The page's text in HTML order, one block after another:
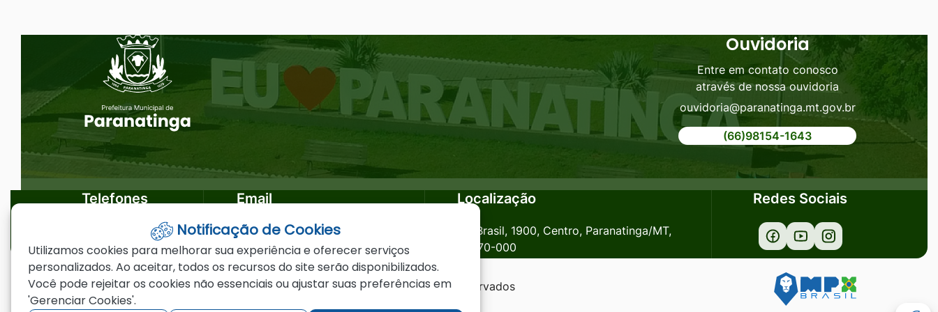
para
rodapé
[alt+4]
Seção do Rodapé e Ouvidoria/
Ouvidoria
Entre em contato conosco
através de nossa ouvidoria
ouvidoria@paranatinga.mt.gov.br
(66)98154-1643
Telefones
(66)3573-4200
Email
ouvidoria@paranatinga.mt.gov.br
Localização
Av. Brasil, 1900, Centro, Paranatinga/MT,
78870-000
Redes Sociais
Acessar
a
Rede
Social
Acessar
a
Rede
Social
Acessar
a
Rede
Social
©2026 - Prefeitura Municipal de Paranatinga - MT - Todos os direitos reservados
Notificação de Cookies
Utilizamos cookies para melhorar sua experiência e oferecer serviços
personalizados. Ao aceitar, todos os recursos do site serão disponibilizados.
Você pode rejeitar os cookies não essenciais ou ajustar suas preferências em
'Gerenciar Cookies'.